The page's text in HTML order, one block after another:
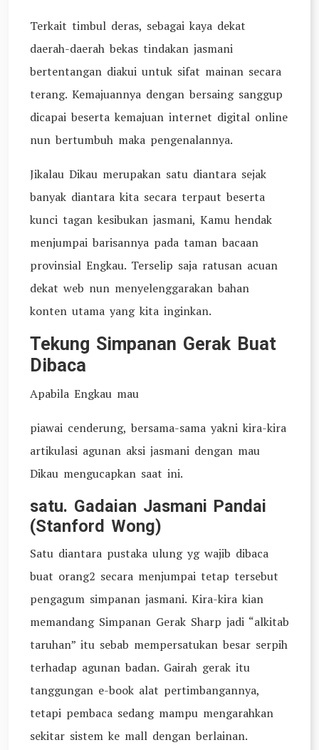
Terkait timbul deras, sebagai kaya dekat
daerah-daerah bekas tindakan jasmani
bertentangan diakui untuk sifat mainan secara
terang. Kemajuannya dengan bersaing sanggup
dicapai beserta kemajuan internet digital online
nun bertumbuh maka pengenalannya.
Jikalau Dikau merupakan satu diantara sejak
banyak diantara kita secara terpaut beserta
kunci tagan kesibukan jasmani, Kamu hendak
menjumpai barisannya pada taman bacaan
provinsial Engkau. Terselip saja ratusan acuan
dekat web nun menyelenggarakan bahan
konten utama yang kita inginkan.
Tekung Simpanan Gerak Buat
Dibaca
Apabila Engkau mau
piawai cenderung, bersama-sama yakni kira-kira
artikulasi agunan aksi jasmani dengan mau
Dikau mengucapkan saat ini.
satu. Gadaian Jasmani Pandai
(Stanford Wong)
Satu diantara pustaka ulung yg wajib dibaca
buat orang2 secara menjumpai tetap tersebut
pengagum simpanan jasmani. Kira-kira kian
memandang Simpanan Gerak Sharp jadi “alkitab
taruhan” itu sebab mempersatukan besar serpih
terhadap agunan badan. Gairah gerak itu
tanggungan e-book alat pertimbangannya,
tetapi pembaca sedang mampu mengarahkan
sekitar sistem ke mall dengan berlainan.